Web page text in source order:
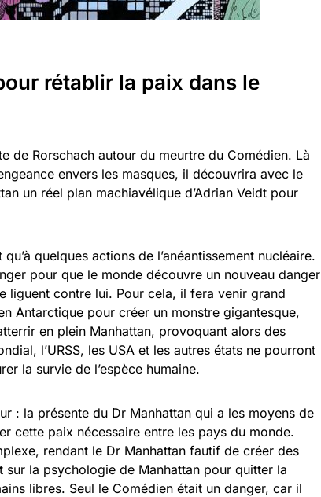
rétablir la paix dans le
de Rorschach autour du meurtre du Comédien. Là
envers les masques, il découvrira avec le
un réel plan machiavélique d’Adrian Veidt pour
quelques actions de l’anéantissement nucléaire.
pour que le monde découvre un nouveau danger
liguent contre lui. Pour cela, il fera venir grand
Antarctique pour créer un monstre gigantesque,
en plein Manhattan, provoquant alors des
l’URSS, les USA et les autres états ne pourront
la survie de l’espèce humaine.
: la présente du Dr Manhattan qui a les moyens de
cette paix nécessaire entre les pays du monde.
rendant le Dr Manhattan fautif de créer des
la psychologie de Manhattan pour quitter la
libres. Seul le Comédien était un danger, car il